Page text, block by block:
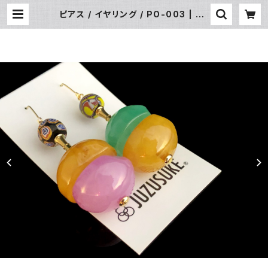
ピアス / イヤリング / PO-003 | JU